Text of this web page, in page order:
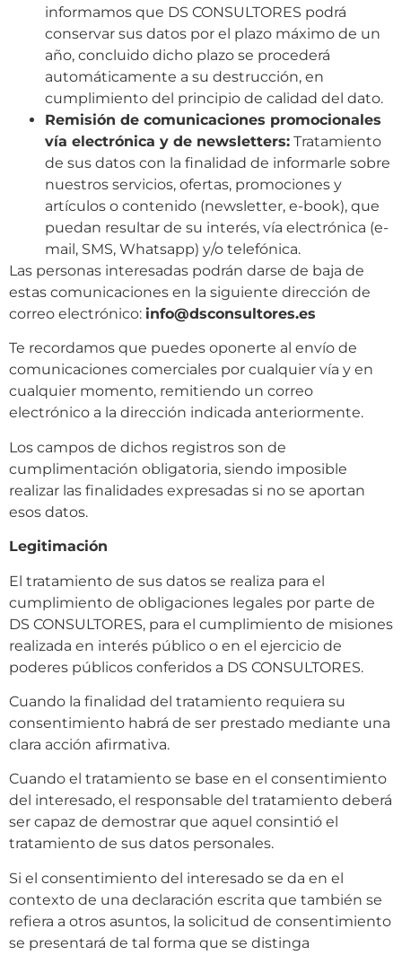
informamos que DS CONSULTORES podrá
conservar sus datos por el plazo máximo de un
año, concluido dicho plazo se procederá
automáticamente a su destrucción, en
cumplimiento del principio de calidad del dato.
Remisión de comunicaciones promocionales
vía electrónica y de newsletters: Tratamiento
de sus datos con la finalidad de informarle sobre
nuestros servicios, ofertas, promociones y
artículos o contenido (newsletter, e-book), que
puedan resultar de su interés, vía electrónica (e-
mail, SMS, Whatsapp) y/o telefónica.
Las personas interesadas podrán darse de baja de
estas comunicaciones en la siguiente dirección de
correo electrónico: info@dsconsultores.es
Te recordamos que puedes oponerte al envío de
comunicaciones comerciales por cualquier vía y en
cualquier momento, remitiendo un correo
electrónico a la dirección indicada anteriormente.
Los campos de dichos registros son de
cumplimentación obligatoria, siendo imposible
realizar las finalidades expresadas si no se aportan
esos datos.
Legitimación
El tratamiento de sus datos se realiza para el
cumplimiento de obligaciones legales por parte de
DS CONSULTORES, para el cumplimiento de misiones
realizada en interés público o en el ejercicio de
poderes públicos conferidos a DS CONSULTORES.
Cuando la finalidad del tratamiento requiera su
consentimiento habrá de ser prestado mediante una
clara acción afirmativa.
Cuando el tratamiento se base en el consentimiento
del interesado, el responsable del tratamiento deberá
ser capaz de demostrar que aquel consintió el
tratamiento de sus datos personales.
Si el consentimiento del interesado se da en el
contexto de una declaración escrita que también se
refiera a otros asuntos, la solicitud de consentimiento
se presentará de tal forma que se distinga